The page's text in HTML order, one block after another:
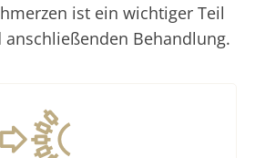
ist ein wichtiger Teil
anschließenden Behandlung.